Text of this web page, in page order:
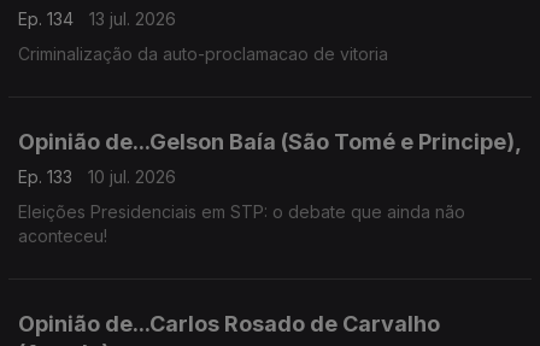
Ep. 134
13 jul. 2026
Criminalização da auto-proclamacao de vitoria
Opinião de...Gelson Baía (São Tomé e Principe),
Ep. 133
10 jul. 2026
Eleições Presidenciais em STP: o debate que ainda não
aconteceu!
Opinião de...Carlos Rosado de Carvalho